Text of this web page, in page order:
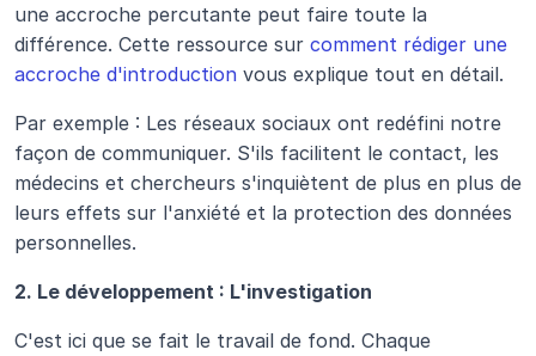
une accroche percutante peut faire toute la
différence. Cette ressource sur comment rédiger une
accroche d'introduction vous explique tout en détail.
Par exemple : Les réseaux sociaux ont redéfini notre
façon de communiquer. S'ils facilitent le contact, les
médecins et chercheurs s'inquiètent de plus en plus de
leurs effets sur l'anxiété et la protection des données
personnelles.
2. Le développement : L'investigation
C'est ici que se fait le travail de fond. Chaque